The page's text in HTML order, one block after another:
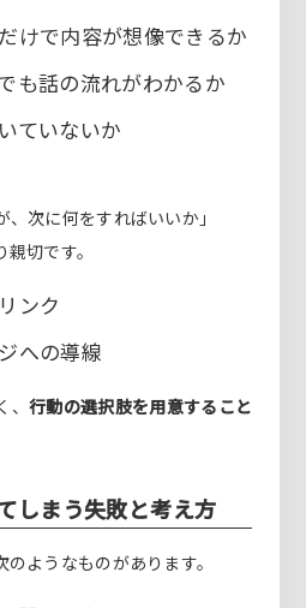
けで内容が想像できるか
も話の流れがわかるか
ていないか
、次に何をすればいいか」
切です。
ンク
への導線
行動の選択肢を用意すること
しまう失敗と考え方
ようなものがあります。